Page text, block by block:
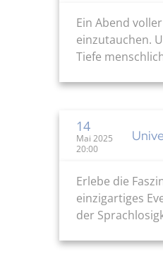
Ein Abend
einzutauchen.
Tiefe
14
Mai 2025
20:00
Erlebe die
einzigartiges
der